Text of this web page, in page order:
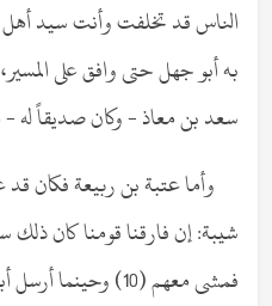
الناس قد تخلفت وأنت سيد أهل
به أبو جهل حتى وافق على
سعد بن معاذ - وكان صديقاً له -
وأما عتبة بن ربيعة فكان قد
شيبة: إن فارقنا قومنا كان
فمشى معهم (10)